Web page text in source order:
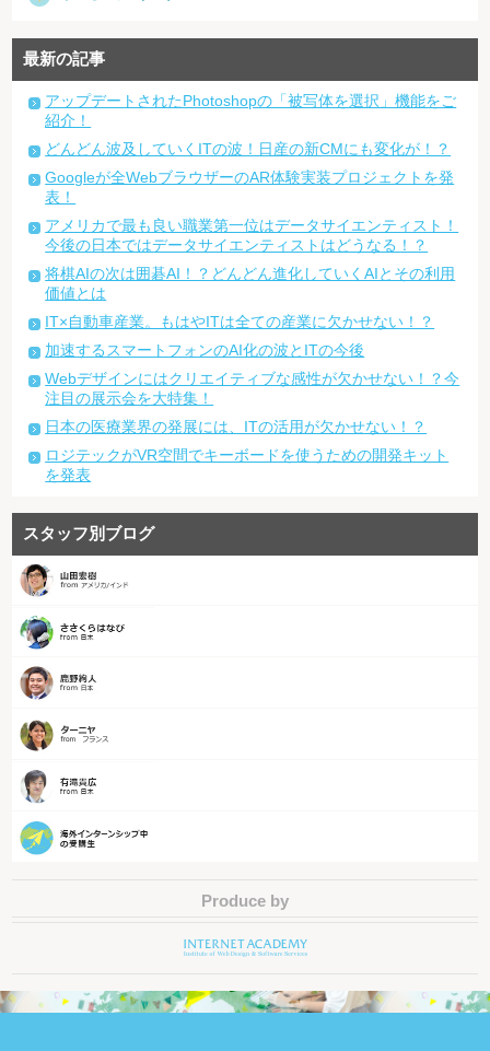
最新の記事
アップデートされたPhotoshopの「被写体を選択」機能をご
紹介！
どんどん波及していくITの波！日産の新CMにも変化が！？
Googleが全WebブラウザーのAR体験実装プロジェクトを発
表！
アメリカで最も良い職業第一位はデータサイエンティスト！
今後の日本ではデータサイエンティストはどうなる！？
将棋AIの次は囲碁AI！？どんどん進化していくAIとその利用
価値とは
IT×自動車産業。もはやITは全ての産業に欠かせない！？
加速するスマートフォンのAI化の波とITの今後
Webデザインにはクリエイティブな感性が欠かせない！？今
注目の展示会を大特集！
日本の医療業界の発展には、ITの活用が欠かせない！？
ロジテックがVR空間でキーボードを使うための開発キット
を発表
スタッフ別ブログ
Produce by